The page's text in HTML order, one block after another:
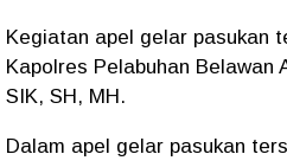
Kegiatan apel gelar pasukan
Kapolres Pelabuhan Belawan
SIK, SH, MH.
Dalam apel gelar pasukan